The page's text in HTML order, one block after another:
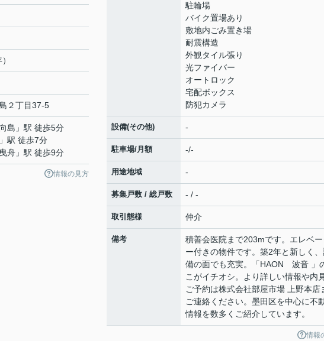
２丁目37-5
島 」駅 徒歩5分
」駅 徒歩7分
舟 」駅 徒歩9分
情報の見方
駐輪場
バイク置場あり
敷地内ごみ置き場
耐震構造
外観タイル張り
光ファイバー
オートロック
宅配ボックス
防犯カメラ
設備(その他) -
駐車場/月額 -/-
用途地域 -
募集戸数 / 総戸数 - / -
取引態様 仲介
備考
積善会医院まで203mです。エレベ
ー付きの物件です。築2年と新しく
備の面でも充実。「HAON 波音 」
こがイチオシ。より詳しい情報や内
ご予約は株式会社部屋市場 上野本店
ご連絡ください。墨田区を中心に不
情報を数多くご紹介しています。
情報